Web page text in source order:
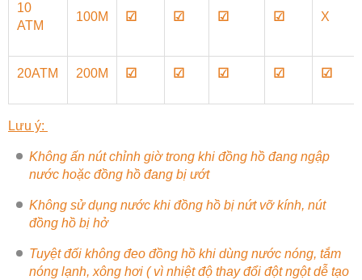
10
ATM
100M ☑ ☑ ☑ ☑ X
20ATM 200M ☑ ☑ ☑ ☑ ☑
Lưu ý:
Không ấn nút chỉnh giờ trong khi đồng hồ đang ngập
nước hoặc đồng hồ đang bị ướt
Không sử dụng nước khi đồng hồ bị nứt vỡ kính, nút
đồng hồ bị hở
Tuyệt đối không đeo đồng hồ khi dùng nước nóng, tắm
nóng lạnh, xông hơi ( vì nhiệt độ thay đổi đột ngột dễ tạo